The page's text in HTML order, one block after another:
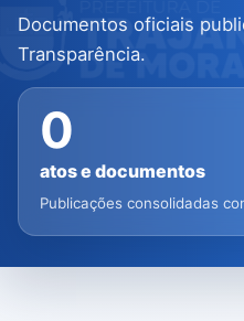
Documentos oficiais
Transparência.
0
atos e documentos
Publicações consolidadas